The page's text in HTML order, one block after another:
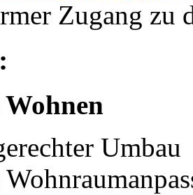
Zugang zu
Umbau